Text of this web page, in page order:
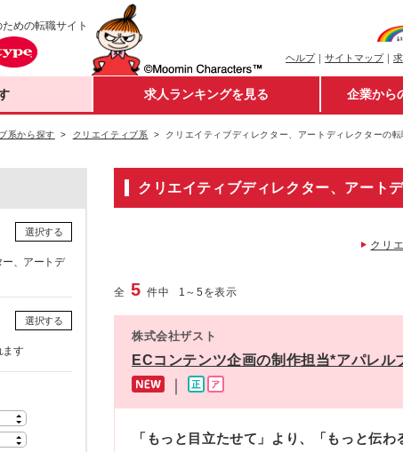
めの転職サイト
ヘルプ｜ サイトマップ｜
求人ランキングを見る 企業から
系から探す クリエイティブ系 クリエイティブディレクター、アートディレクターの転
選択する
、アートデ
選択する
ます
クリエイティブディレクター、アート
クリ
全5 件中 1 ～5 を表示
株式会社ザスト
ECコンテンツ企画の制作担当*アパレ
「もっと目立たせて」より、「もっと伝